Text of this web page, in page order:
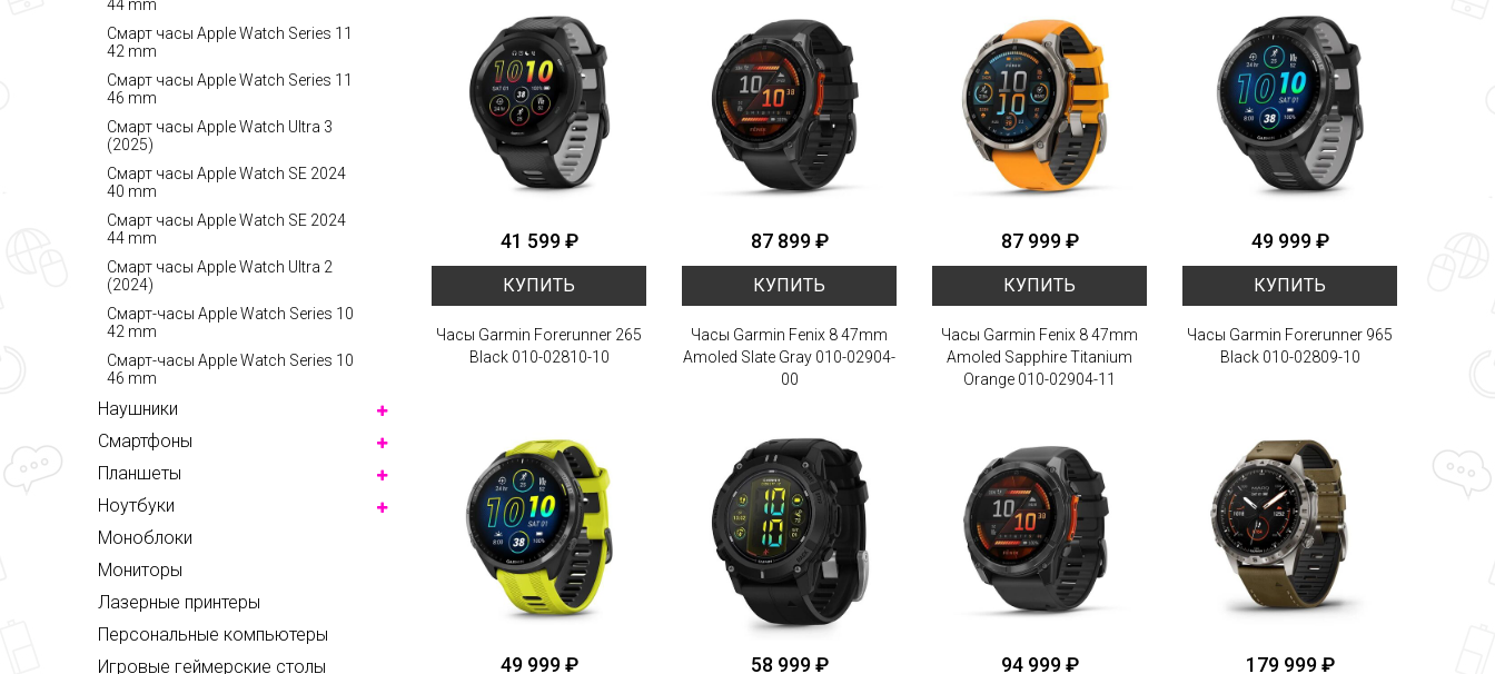
44 mm
Смарт часы Apple Watch Series 11
42 mm
Смарт часы Apple Watch Series 11
46 mm
Смарт часы Apple Watch Ultra 3
(2025)
Смарт часы Apple Watch SE 2024
40 mm
Смарт часы Apple Watch SE 2024
44 mm
Смарт часы Apple Watch Ultra 2
(2024)
Смарт-часы Apple Watch Series 10
42 mm
Смарт-часы Apple Watch Series 10
46 mm
Наушники
Смартфоны
Планшеты
Ноутбуки
Моноблоки
Мониторы
Лазерные принтеры
Персональные компьютеры
Игровые геймерские столы
41 599 ₽
КУПИТЬ
Часы Garmin Forerunner 265
Black 010-02810-10
87 899 ₽
КУПИТЬ
Часы Garmin Fenix 8 47mm
Amoled Slate Gray 010-02904-
00
87 999 ₽
КУПИТЬ
Часы Garmin Fenix 8 47mm
Amoled Sapphire Titanium
Orange 010-02904-11
49 999 ₽
КУПИТЬ
Часы Garmin Forerunner 965
Black 010-02809-10
49 999 ₽ 58 999 ₽ 94 999 ₽ 179 999 ₽